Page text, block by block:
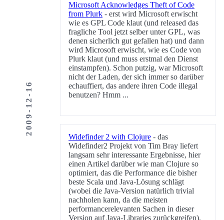
2009-12-16
Microsoft Acknowledges Theft of Code
from Plurk - erst wird Microsoft erwischt
wie es GPL Code klaut (und released das
fragliche Tool jetzt selber unter GPL, was
denen sicherlich gut gefallen hat) und dann
wird Microsoft erwischt, wie es Code von
Plurk klaut (und muss erstmal den Dienst
einstampfen). Schon putzig, war Microsoft
nicht der Laden, der sich immer so darüber
echauffiert, das andere ihren Code illegal
benutzen? Hmm ...
Widefinder 2 with Clojure - das
Widefinder2 Projekt von Tim Bray liefert
langsam sehr interessante Ergebnisse, hier
einen Artikel darüber wie man Clojure so
optimiert, das die Performance die bisher
beste Scala und Java-Lösung schlägt
(wobei die Java-Version natürlich trivial
nachholen kann, da die meisten
performancerelevanten Sachen in dieser
Version auf Java-Libraries zurückgreifen).